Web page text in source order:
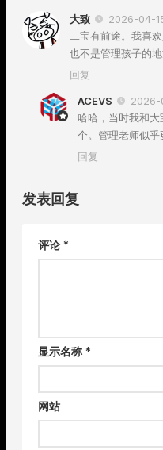
大致
2026-04-
二宝有前途。我喜
也不是管理孩子的地
回复
ACEVS
2026-
哈哈，当时我和
个。管理老师似乎
回复
发表回复
评论 *
显示名称 *
网站